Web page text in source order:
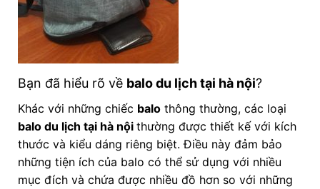
Bạn đã hiểu rõ về balo du lịch tại hà nội?
Khác với những chiếc balothông thường, các loại
balo du lịch tại hà nội thường được thiết kế với kích
thước và kiểu dáng riêng biệt. Điều này đảm bảo
những tiện ích của balo có thể sử dụng với nhiều
mục đích và chứa được nhiều đồ hơn so với những